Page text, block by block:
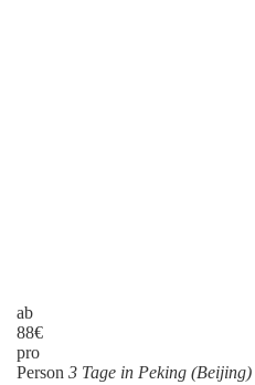
ab
88€
pro
Person 3 Tage in Peking (Beijing)